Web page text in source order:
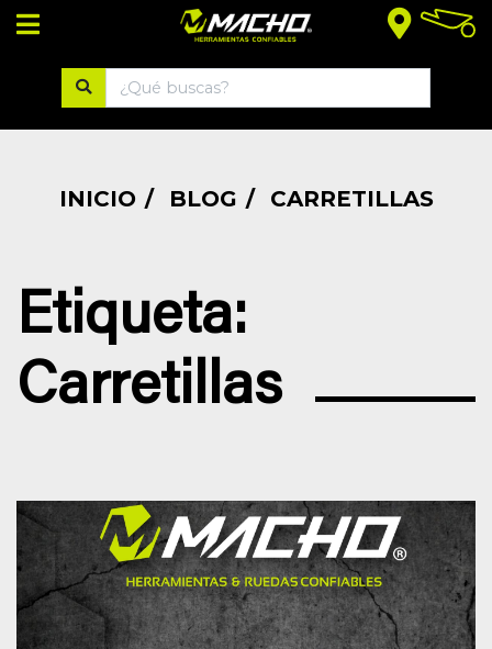
¡BIENVENIDO!
Ingresar
CATEGORÍAS
MACHO
IMPERMEABILIZACION
SOGAS
Y
TELAS
INICIO BLOG CARRETILLAS
Etiqueta:
Carretillas